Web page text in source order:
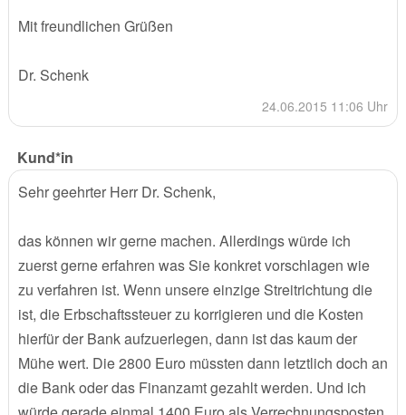
Mit freundlichen Grüßen
Dr. Schenk
24.06.2015 11:06 Uhr
Kund*in
Sehr geehrter Herr Dr. Schenk,
das können wir gerne machen. Allerdings würde ich
zuerst gerne erfahren was Sie konkret vorschlagen wie
zu verfahren ist. Wenn unsere einzige Streitrichtung die
ist, die Erbschaftssteuer zu korrigieren und die Kosten
hierfür der Bank aufzuerlegen, dann ist das kaum der
Mühe wert. Die 2800 Euro müssten dann letztlich doch an
die Bank oder das Finanzamt gezahlt werden. Und ich